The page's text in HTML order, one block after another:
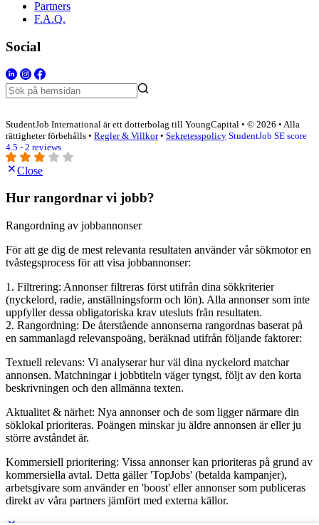
Partners
F.A.Q.
Social
StudentJob International är ett dotterbolag till YoungCapital • © 2026 • Alla
rättigheter förbehålls • Regler & Villkor• Sekretesspolicy StudentJob SE score
4.5 - 2 reviews
Close
Hur rangordnar vi jobb?
Rangordning av jobbannonser
För att ge dig de mest relevanta resultaten använder vår sökmotor en
tvåstegsprocess för att visa jobbannonser:
1. Filtrering: Annonser filtreras först utifrån dina sökkriterier
(nyckelord, radie, anställningsform och lön). Alla annonser som inte
uppfyller dessa obligatoriska krav utesluts från resultaten.
2. Rangordning: De återstående annonserna rangordnas baserat på
en sammanlagd relevanspoäng, beräknad utifrån följande faktorer:
Textuell relevans: Vi analyserar hur väl dina nyckelord matchar
annonsen. Matchningar i jobbtiteln väger tyngst, följt av den korta
beskrivningen och den allmänna texten.
Aktualitet & närhet: Nya annonser och de som ligger närmare din
söklokal prioriteras. Poängen minskar ju äldre annonsen är eller ju
större avståndet är.
Kommersiell prioritering: Vissa annonser kan prioriteras på grund av
kommersiella avtal. Detta gäller 'TopJobs' (betalda kampanjer),
arbetsgivare som använder en 'boost' eller annonser som publiceras
direkt av våra partners jämfört med externa källor.